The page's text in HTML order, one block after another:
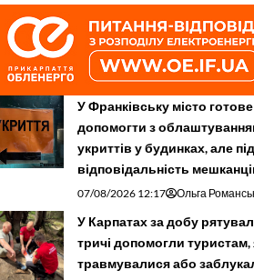
У Франківську місто готове
допомогти з
укриттів у будинках, але під
відповідальність
07/08/2026 12:17 Ольга
У Карпатах за добу
тричі допомогли туристам,
травмувалися або